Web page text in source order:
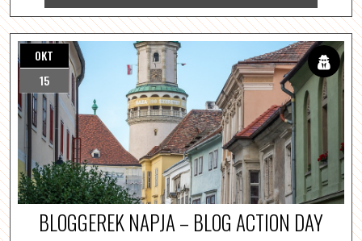
OKT
15
BLOGGEREK NAPJA – BLOG ACTION DAY